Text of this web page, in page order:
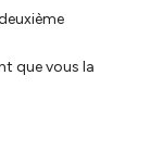
que vous la